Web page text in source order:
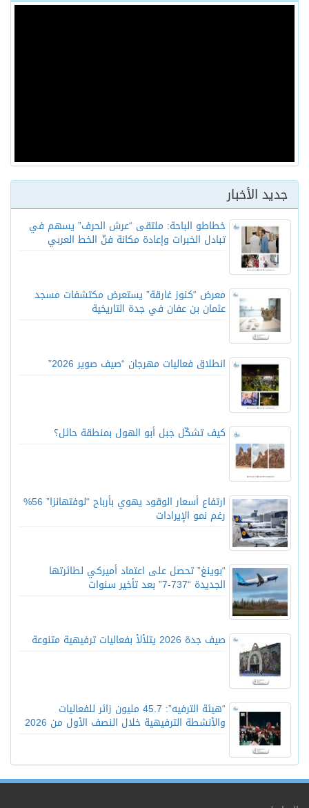
جديد الأخبار
خطاطو الباحة: ملتقى “عرش الحرف” يسهم في
تبادل الخبرات وإعادة مكانة فنّ الخط العربي
معرض “كنوز غارقة” يستعرض مكتشفات مسجد
عثمان بن عفان في جدة التاريخية
انطلاق فعاليات مهرجان “صيف صوير 2026”
كيف تشكّل جبل أبو الهول بمنطقة حائل؟
ارتفاع أسعار الوقود يهوي بأرباح “لوفتهانزا” 56%
رغم نمو الإيرادات
“بوينغ” تحصل على اعتماد أميركي لطائرتها
الجديدة “737-7” بعد تأخير سنوات
صيف جدة 2026 يتلألأ بفعاليات ترفيهية متنوعة
“هيئة الترفيه”: 45.7 مليون زائر للفعاليات
والأنشطة الترفيهية خلال النصف الأول من 2026